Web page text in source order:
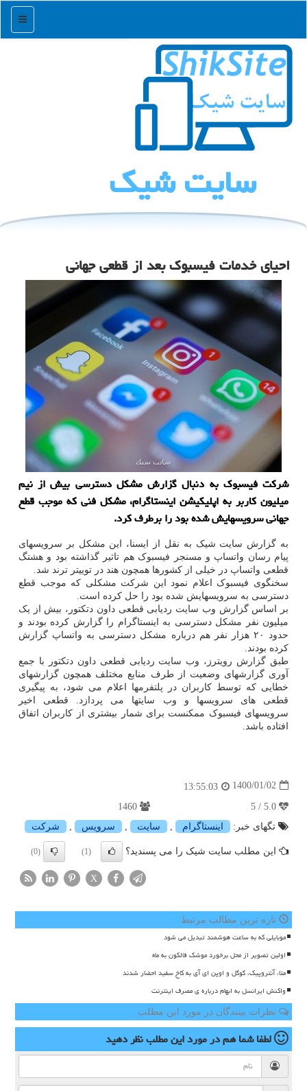
منو
سایت شیك
احیای خدمات فیسبوك بعد از قطعی جهانی
شرکت فیسبوک به دنبال گزارش مشکل دسترسی بیش از نیم
میلیون کاربر به اپلیکیشن اینستاگرام، مشکل فنی که موجب قطع
جهانی سرویسهایش شده بود را برطرف کرد.
به گزارش سایت شیک به نقل از ایسنا، این مشکل بر سرویسهای
پیام رسان واتساپ و مسنجر فیسبوک هم تاثیر گذاشته بود و هشتگ
قطعی واتساپ در خیلی از کشورها همچون هند در توییتر ترند شد.
سخنگوی فیسبوک اعلام نمود این شرکت مشکلی که موجب قطع
دسترسی به سرویسهایش شده بود را حل کرده است.
بر اساس گزارش وب سایت ردیابی قطعی داون دتکتور، بیش از یک
میلیون نفر مشکل دسترسی به اینستاگرام را گزارش کرده بودند و
حدود ۲۰ هزار نفر هم درباره مشکل دسترسی به واتساپ گزارش
کرده بودند.
طبق گزارش رویترز، وب سایت ردیابی قطعی داون دتکتور با جمع
آوری گزارشهای وضعیت از طرف منابع مختلف همچون گزارشهای
خطایی که توسط کاربران در پلتفرمها اعلام می شود، به پیگیری
قطعی های سرویسها و وب سایتها می پردازد. قطعی اخیر
سرویسهای فیسبوک ممکنست برای شمار بیشتری از کاربران اتفاق
افتاده باشد.
1400/01/02
13:55:03
تگهای خبر:
اینستاگرام سایت سرویس شركت
این مطلب سایت شیک را می پسندید؟ (1)
(0)
X
تازه ترین مطالب مرتبط
موبایلی که به ساعت هوشمند تبدیل می شود
اولین تصویر از محل برخورد موشک فالکون به ماه
متا، آنتروپیک، گوگل و اوپن ای آی به کاخ سفید احضار شدند
واکنش ایرانسل به ابهام درباره ی مصرف اینترنت
نظرات بینندگان در مورد این مطلب
لطفا شما همدر مورد این مطلبنظر دهید